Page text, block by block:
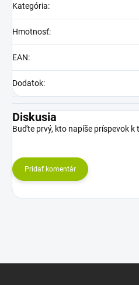
Kategória:
Hmotnosť:
EAN:
Dodatok:
Diskusia
Buďte prvý, kto napíše príspevok k
Pridať komentár